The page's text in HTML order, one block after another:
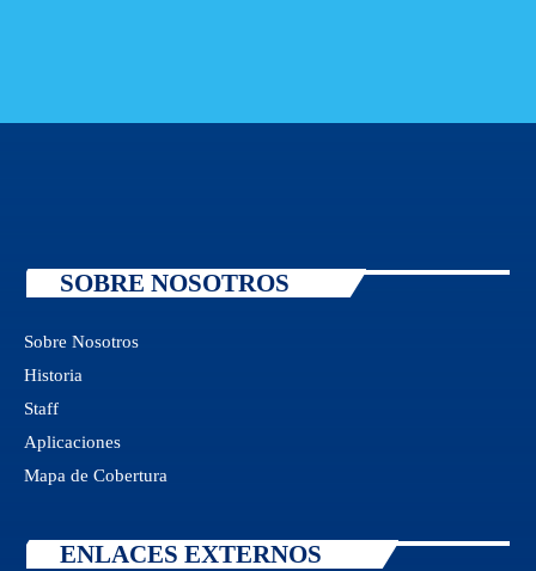
SOBRE NOSOTROS
Sobre Nosotros
Historia
Staff
Aplicaciones
Mapa de Cobertura
ENLACES EXTERNOS